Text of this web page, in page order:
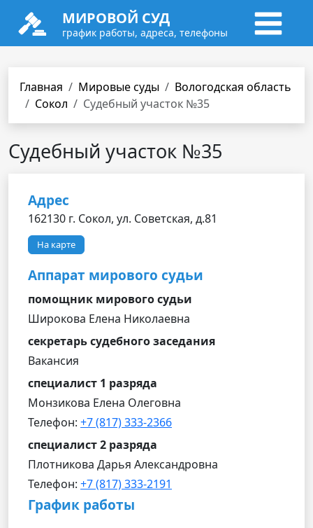
МИРОВОЙ СУД
график работы, адреса, телефоны
Главная Мировые суды
Вологодская область
Сокол
Cудебный участок №35
Cудебный участок №35
Адрес
162130 г. Сокол, ул. Советская, д.81
На карте
Аппарат мирового судьи
помощник мирового судьи
Широкова Елена Николаевна
секретарь судебного заседания
Вакансия
специалист 1 разряда
Монзикова Елена Олеговна
Телефон: +7 (817) 333-2366
специалист 2 разряда
Плотникова Дарья Александровна
Телефон: +7 (817) 333-2191
График работы